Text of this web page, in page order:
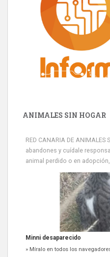
ANIMALES SIN HOGAR
RED CANARIA DE ANIMALES
abandones y cuídale
animal perdido o en
Minni desaparecido
» Míralo en todos los